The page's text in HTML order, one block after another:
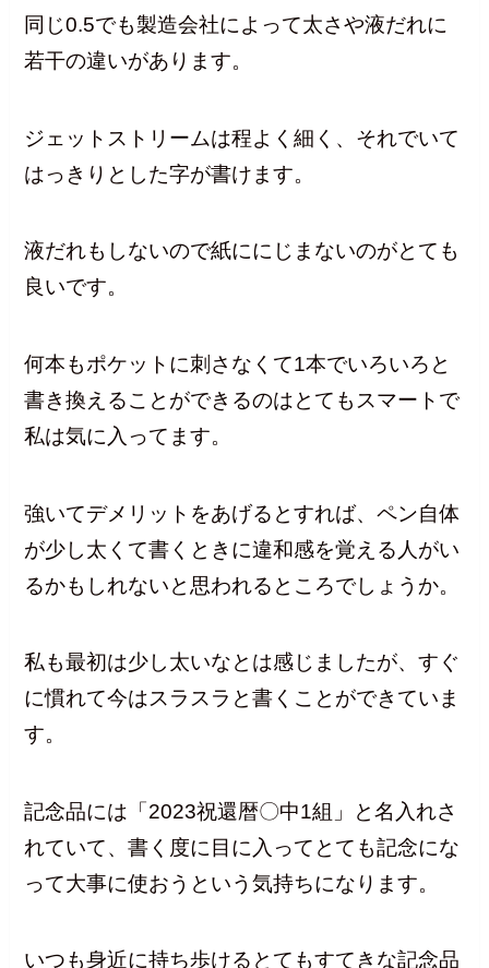
同じ0.5でも製造会社によって太さや液だれに
若干の違いがあります。
ジェットストリームは程よく細く、それでいて
はっきりとした字が書けます。
液だれもしないので紙ににじまないのがとても
良いです。
何本もポケットに刺さなくて1本でいろいろと
書き換えることができるのはとてもスマートで
私は気に入ってます。
強いてデメリットをあげるとすれば、ペン自体
が少し太くて書くときに違和感を覚える人がい
るかもしれないと思われるところでしょうか。
私も最初は少し太いなとは感じましたが、すぐ
に慣れて今はスラスラと書くことができていま
す。
記念品には「2023祝還暦〇中1組」と名入れさ
れていて、書く度に目に入ってとても記念にな
って大事に使おうという気持ちになります。
いつも身近に持ち歩けるとてもすてきな記念品